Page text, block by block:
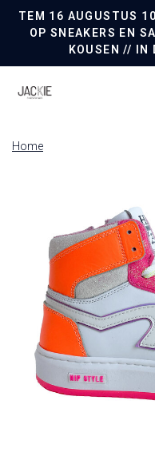
TEM 16 AUGUSTUS
OP SNEAKERS EN
KOUSEN // IN
Home